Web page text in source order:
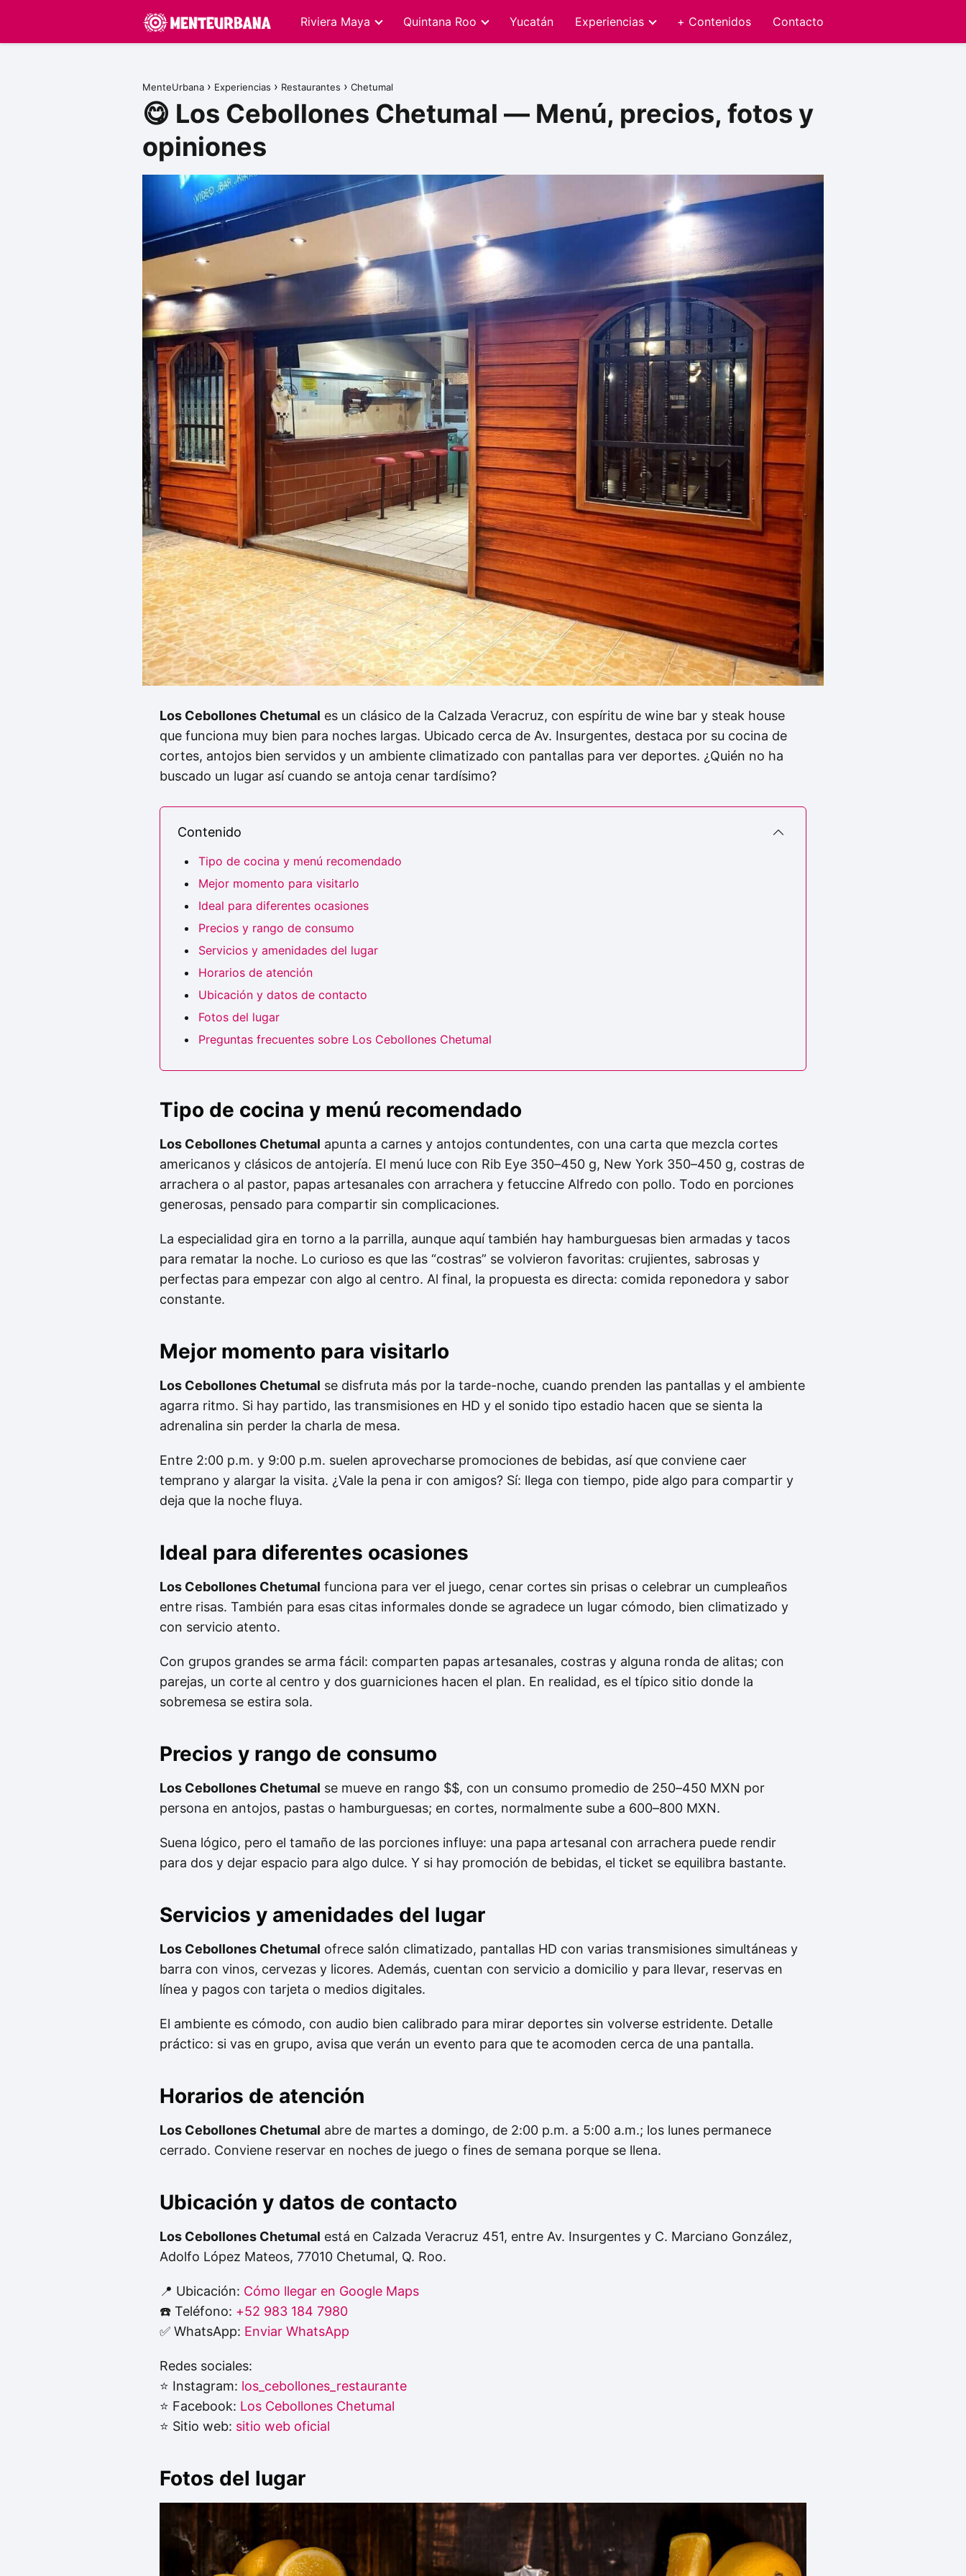
Riviera Maya Quintana Roo Yucatán Experiencias + Contenidos Contacto
MenteUrbana Experiencias Restaurantes Chetumal
😋 Los Cebollones Chetumal — Menú, precios, fotos y
opiniones
Los Cebollones Chetumal es un clásico de la Calzada Veracruz, con espíritu de wine bar y steak house
que funciona muy bien para noches largas. Ubicado cerca de Av. Insurgentes, destaca por su cocina de
cortes, antojos bien servidos y un ambiente climatizado con pantallas para ver deportes. ¿Quién no ha
buscado un lugar así cuando se antoja cenar tardísimo?
Contenido
Tipo de cocina y menú recomendado
Mejor momento para visitarlo
Ideal para diferentes ocasiones
Precios y rango de consumo
Servicios y amenidades del lugar
Horarios de atención
Ubicación y datos de contacto
Fotos del lugar
Preguntas frecuentes sobre Los Cebollones Chetumal
Tipo de cocina y menú recomendado
Los Cebollones Chetumal apunta a carnes y antojos contundentes, con una carta que mezcla cortes
americanos y clásicos de antojería. El menú luce con Rib Eye 350–450 g, New York 350–450 g, costras de
arrachera o al pastor, papas artesanales con arrachera y fetuccine Alfredo con pollo. Todo en porciones
generosas, pensado para compartir sin complicaciones.
La especialidad gira en torno a la parrilla, aunque aquí también hay hamburguesas bien armadas y tacos
para rematar la noche. Lo curioso es que las “costras” se volvieron favoritas: crujientes, sabrosas y
perfectas para empezar con algo al centro. Al final, la propuesta es directa: comida reponedora y sabor
constante.
Mejor momento para visitarlo
Los Cebollones Chetumal se disfruta más por la tarde-noche, cuando prenden las pantallas y el ambiente
agarra ritmo. Si hay partido, las transmisiones en HD y el sonido tipo estadio hacen que se sienta la
adrenalina sin perder la charla de mesa.
Entre 2:00 p.m. y 9:00 p.m. suelen aprovecharse promociones de bebidas, así que conviene caer
temprano y alargar la visita. ¿Vale la pena ir con amigos? Sí: llega con tiempo, pide algo para compartir y
deja que la noche fluya.
Ideal para diferentes ocasiones
Los Cebollones Chetumal funciona para ver el juego, cenar cortes sin prisas o celebrar un cumpleaños
entre risas. También para esas citas informales donde se agradece un lugar cómodo, bien climatizado y
con servicio atento.
Con grupos grandes se arma fácil: comparten papas artesanales, costras y alguna ronda de alitas; con
parejas, un corte al centro y dos guarniciones hacen el plan. En realidad, es el típico sitio donde la
sobremesa se estira sola.
Precios y rango de consumo
Los Cebollones Chetumal se mueve en rango $$, con un consumo promedio de 250–450 MXN por
persona en antojos, pastas o hamburguesas; en cortes, normalmente sube a 600–800 MXN.
Suena lógico, pero el tamaño de las porciones influye: una papa artesanal con arrachera puede rendir
para dos y dejar espacio para algo dulce. Y si hay promoción de bebidas, el ticket se equilibra bastante.
Servicios y amenidades del lugar
Los Cebollones Chetumal ofrece salón climatizado, pantallas HD con varias transmisiones simultáneas y
barra con vinos, cervezas y licores. Además, cuentan con servicio a domicilio y para llevar, reservas en
línea y pagos con tarjeta o medios digitales.
El ambiente es cómodo, con audio bien calibrado para mirar deportes sin volverse estridente. Detalle
práctico: si vas en grupo, avisa que verán un evento para que te acomoden cerca de una pantalla.
Horarios de atención
Los Cebollones Chetumal abre de martes a domingo, de 2:00 p.m. a 5:00 a.m.; los lunes permanece
cerrado. Conviene reservar en noches de juego o fines de semana porque se llena.
Ubicación y datos de contacto
Los Cebollones Chetumal está en Calzada Veracruz 451, entre Av. Insurgentes y C. Marciano González,
Adolfo López Mateos, 77010 Chetumal, Q. Roo.
📍 Ubicación: Cómo llegar en Google Maps
☎️ Teléfono: +52 983 184 7980
✅ WhatsApp: Enviar WhatsApp
Redes sociales:
⭐ Instagram: los_cebollones_restaurante
⭐ Facebook: Los Cebollones Chetumal
⭐ Sitio web: sitio web oficial
Fotos del lugar